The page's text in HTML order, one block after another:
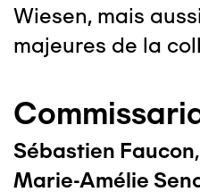
Wiesen, mais
majeures de la
Sébastien Faucon
Marie-Amélie